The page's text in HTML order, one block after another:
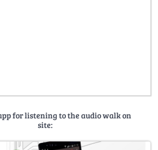
for listening to the audio walk on
site: